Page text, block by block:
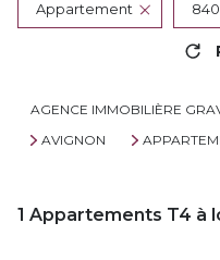
Appartement
AGENCE IMMOBILIÈRE
AVIGNON
1 Appartements T4 à